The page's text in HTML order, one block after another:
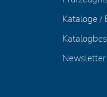
Kataloge /
Newsletter